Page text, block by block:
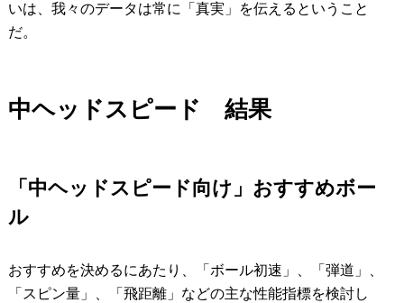
いは、我々のデータは常に「真実」を伝えるということ
だ。
中ヘッドスピード 結果
「中ヘッドスピード向け」おすすめボー
ル
おすすめを決めるにあたり、「ボール初速」、「弾道」、
「スピン量」、「飛距離」などの主な性能指標を検討し